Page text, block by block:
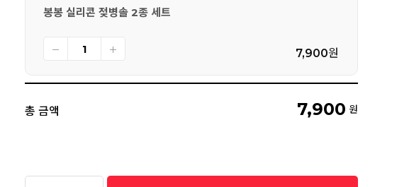
봉봉 실리콘 젖병솔 2종 세트
7,900원
총 금액 7,900 원